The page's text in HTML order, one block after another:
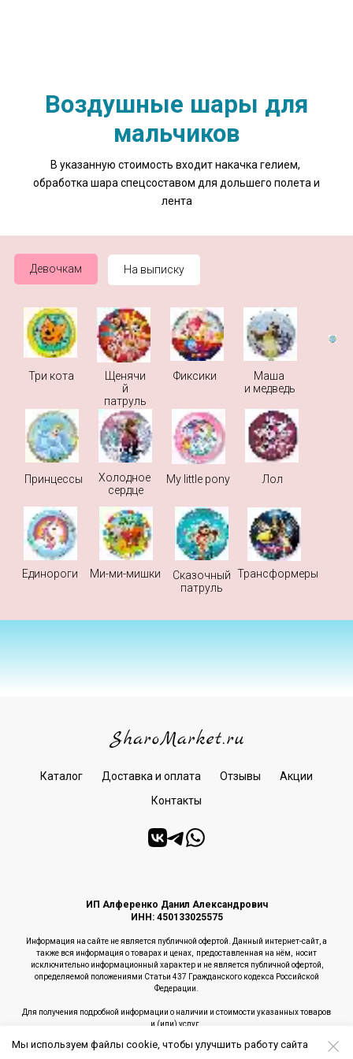
Воздушные шары для
мальчиков
В указанную стоимость входит накачка гелием,
обработка шара спецсоставом для дольшего полета и
лента
На выписку
Девочкам
Фиксики
Щенячи
й
патруль
Трансформеры
Единороги Ми-ми-мишки
Сказочный
патруль
Лол
My little pony
Холодное
сердце
Принцессы
Маша
и медведь
Три кота
Каталог Доставка и оплата Отзывы
Акции
Контакты
ИП Алференко Данил Александрович
ИНН: 450133025575
Информация на сайте не является публичной офертой. Данный интернет-сайт, а
также вся информация о товарах и ценах, предоставленная на нём, носит
исключительно информационный характер и не является публичной офертой,
определяемой положениями Статьи 437 Гражданского кодекса Российской
Федерации.
Для получения подробной информации о наличии и стоимости указанных товаров
и (или) услуг,
Мы используем файлы cookie, чтобы улучшить работу сайта